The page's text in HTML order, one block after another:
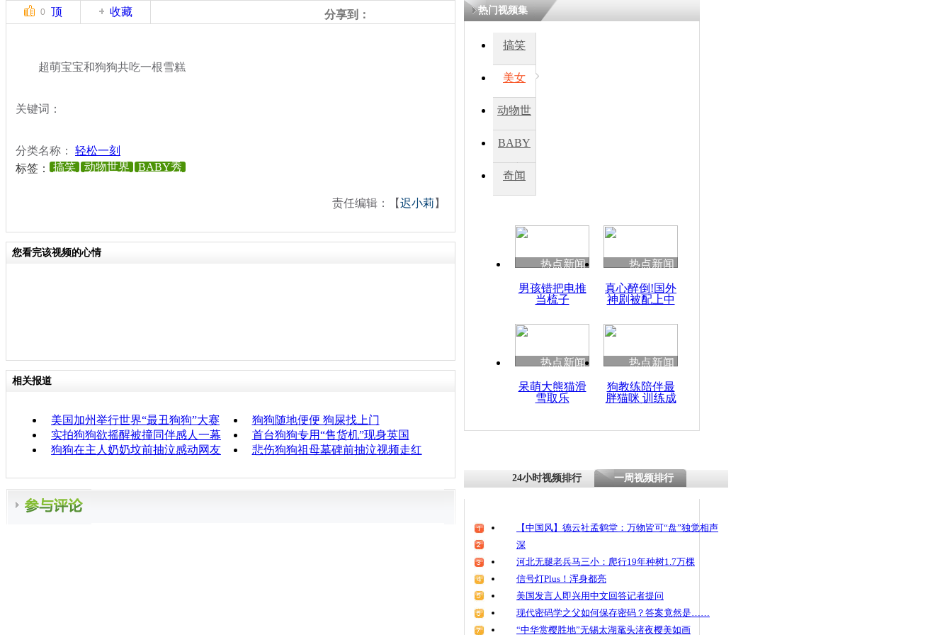
0 顶 收藏 分享到：
超萌宝宝和狗狗共吃一根雪糕
关键词：
分类名称： 轻松一刻
标签：
搞笑 动物世界 BABY秀
责任编辑：【迟小莉 】
您看完该视频的心情
相关报道
美国加州举行世界“最丑狗狗”大赛
狗狗随地便便 狗屎找上门
实拍狗狗欲摇醒被撞同伴感人一幕
首台狗狗专用“售货机”现身英国
狗狗在主人奶奶坟前抽泣感动网友
悲伤狗狗祖母墓碑前抽泣视频走红
热门视频集
搞笑
美女
动物世
BABY
秀
奇闻
热点新闻
男孩错把电推
当梳子
热点新闻
真心醉倒!国外
神剧被配上中
热点新闻
呆萌大熊猫滑
雪取乐
热点新闻
狗教练陪伴最
胖猫咪 训练成
24小时视频排行 一周视频排行
【中国风】德云社孟鹤堂：万物皆可“盘”独觉相声
深
河北无腿老兵马三小：爬行19年种树1.7万棵
信号灯Plus！浑身都亮
美国发言人即兴用中文回答记者提问
现代密码学之父如何保存密码？答案竟然是……
“中华赏樱胜地”无锡太湖鼋头渚夜樱美如画